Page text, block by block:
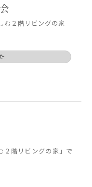
む２階リビングの家
２階リビングの家」で